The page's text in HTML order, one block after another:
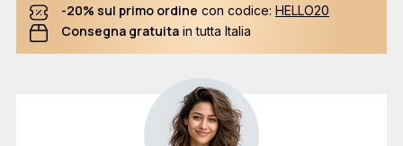
-20% sul primo ordine con codice: HELLO20
Consegna gratuita in tutta Italia